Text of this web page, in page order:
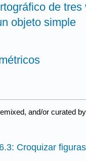
de tres
objeto simple
and/or curated
6.3: Croquizar